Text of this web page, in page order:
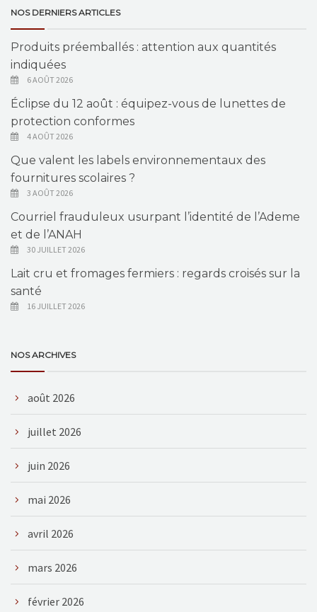
NOS DERNIERS ARTICLES
Produits préemballés : attention aux quantités
indiquées
6 AOÛT 2026
Éclipse du 12 août : équipez-vous de lunettes de
protection conformes
4 AOÛT 2026
Que valent les labels environnementaux des
fournitures scolaires ?
3 AOÛT 2026
Courriel frauduleux usurpant l’identité de l’Ademe
et de l’ANAH
30 JUILLET 2026
Lait cru et fromages fermiers : regards croisés sur la
santé
16 JUILLET 2026
NOS ARCHIVES
août 2026
juillet 2026
juin 2026
mai 2026
avril 2026
mars 2026
février 2026